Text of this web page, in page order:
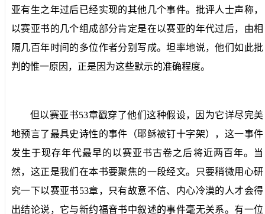
亚有生之年过后已经实现的其他几个事件。批评人士声称，
以赛亚书的几个组成部分肯定是在以赛亚的年代过后，由相
隔几百年时间的多位作者分别写成。坦率地说，他们如此批
判的惟一原因，正是因为这些默示的准确程度。
但以赛亚书53章戳穿了他们这种假设，因为它详尽完美
地预言了最具史诗性的事件（耶稣被钉十字架），这一事件
发生于现存年代最早的以赛亚书古卷之后将近两百年。当
然，这正是我们在本书要聚焦的一段经文。只要稍微用心研
究一下以赛亚书53章，只有故意不信、内心冷漠的人才会得
出结论说，它与新约福音书中叙述的事件毫无关系。有一位